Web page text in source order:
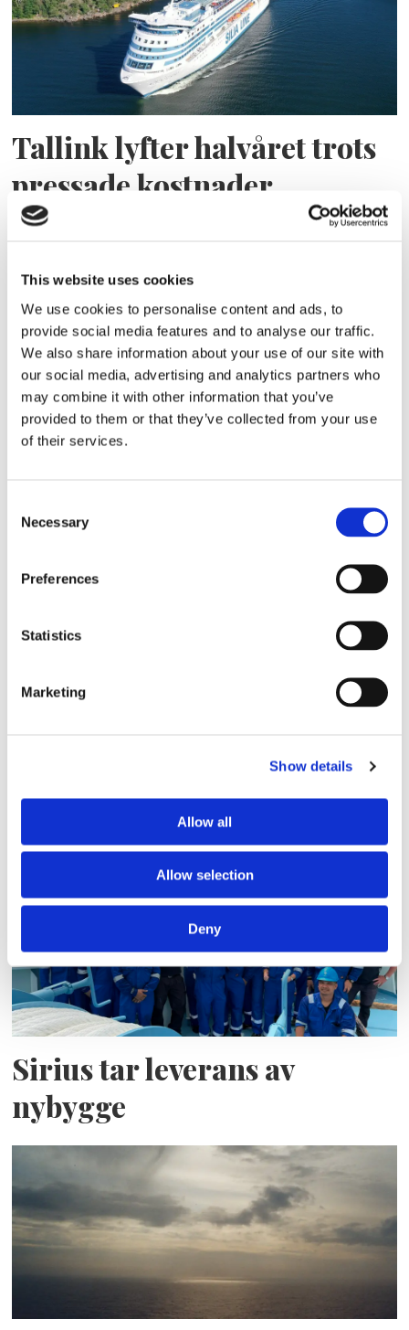
This website uses cookies
We use cookies to personalise content and ads, to
provide social media features and to analyse our traffic.
We also share information about your use of our site with
our social media, advertising and analytics partners who
may combine it with other information that you’ve
provided to them or that they’ve collected from your use
of their services.
Selection
Necessary
Preferences
Statistics
Marketing
Show details
Allow all
Allow selection
Deny
Tallink lyfter halvåret trots
pressade kostnader
Eckerö tyngs av höga
Sirius tar leverans av
nybygge